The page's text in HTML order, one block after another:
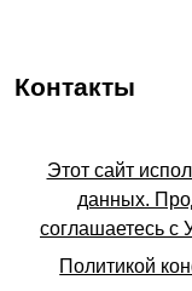
Контакты
Тимирязева,
Email
Этот сайт
данных.
соглашаетесь с
Политикой